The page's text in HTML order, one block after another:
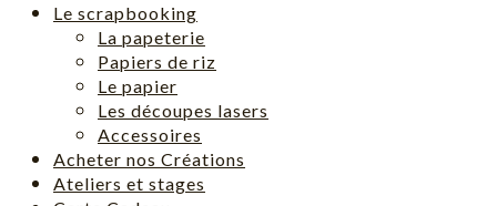
Le scrapbooking
La papeterie
Papiers de riz
Le papier
Les découpes lasers
Accessoires
Acheter nos Créations
Ateliers et stages